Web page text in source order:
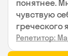
понятнее.
чувствую
греческого
Репетитор: